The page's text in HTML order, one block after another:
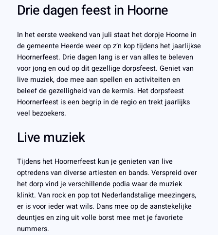
Drie dagen feest in Hoorne
In het eerste weekend van juli staat het dorpje Hoorne in
de gemeente Heerde weer op z’n kop tijdens het jaarlijkse
Hoornerfeest. Drie dagen lang is er van alles te beleven
voor jong en oud op dit gezellige dorpsfeest. Geniet van
live muziek, doe mee aan spellen en activiteiten en
beleef de gezelligheid van de kermis. Het dorpsfeest
Hoornerfeest is een begrip in de regio en trekt jaarlijks
veel bezoekers.
Live muziek
Tijdens het Hoornerfeest kun je genieten van live
optredens van diverse artiesten en bands. Verspreid over
het dorp vind je verschillende podia waar de muziek
klinkt. Van rock en pop tot Nederlandstalige meezingers,
er is voor ieder wat wils. Dans mee op de aanstekelijke
deuntjes en zing uit volle borst mee met je favoriete
nummers.